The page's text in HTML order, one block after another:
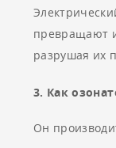
превращают
разрушая их
3. Как
Он